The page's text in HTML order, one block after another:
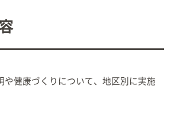
や健康づくりについて、地区別に実施